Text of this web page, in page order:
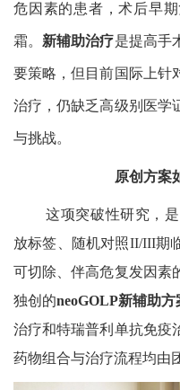
危因素的患者，术后早
霜。 新辅助治疗是提高手
要策略，但目前国际上针
治疗，仍缺乏高级别医学
与挑战。
原创方案
这项突破性研究，
放标签、随机对照II/III期
可切除、伴高危复发因素
独创的neoGOLP新辅助方
治疗和特瑞普利单抗免疫
药物组合与治疗流程均由